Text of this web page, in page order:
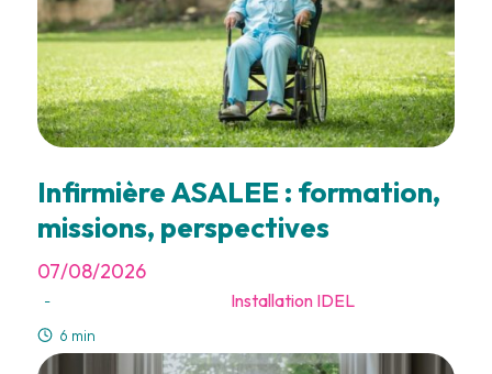
Infirmière ASALEE : formation,
missions, perspectives
07/08/2026
- Installation IDEL
6 min